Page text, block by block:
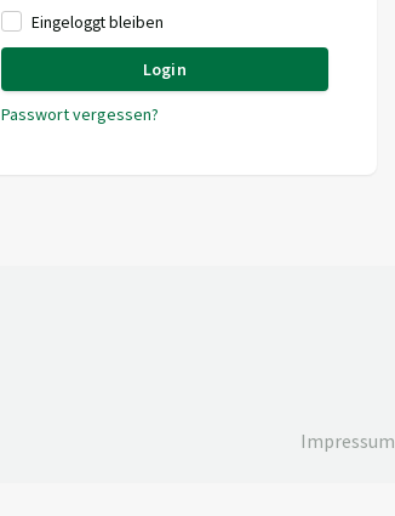
Eingeloggt bleiben
Login
Passwort vergessen?
Impressum